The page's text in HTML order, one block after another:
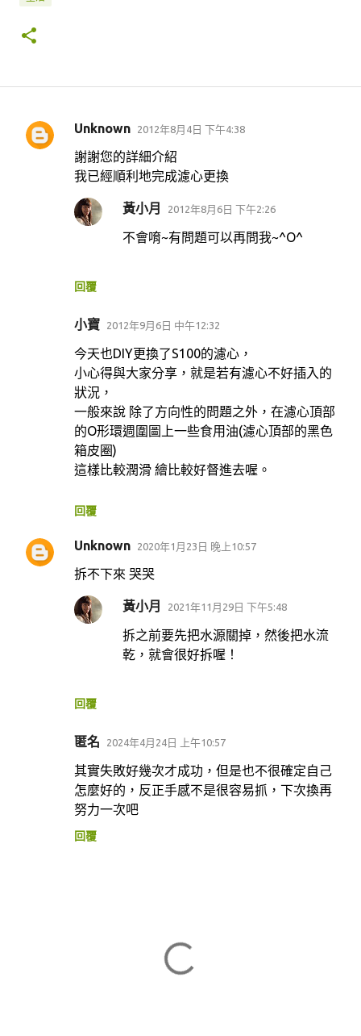
留
Unknown 2012年8月4日 下午4:38
謝謝您的詳細介紹
我已經順利地完成濾心更換
回覆
黃小月 2012年8月6日 下午2:26
不會唷~有問題可以再問我~^O^
小寶 2012年9月6日 中午12:32
今天也DIY更換了S100的濾心，
小心得與大家分享，就是若有濾心不好插入的
狀況，
一般來說 除了方向性的問題之外，在濾心頂部
的O形環週圍圖上一些食用油(濾心頂部的黑色
箱皮圈)
這樣比較潤滑 繪比較好督進去喔。
回覆
Unknown 2020年1月23日 晚上10:57
拆不下來 哭哭
回覆
黃小月 2021年11月29日 下午5:48
拆之前要先把水源關掉，然後把水流
乾，就會很好拆喔！
匿名 2024年4月24日 上午10:57
其實失敗好幾次才成功，但是也不很確定自己
怎麼好的，反正手感不是很容易抓，下次換再
努力一次吧
回覆